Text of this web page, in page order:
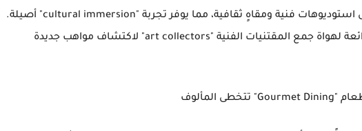
البيوت التراثية التي تحولت إلى استوديوهات فنية ومقاهٍ ثقافية، مما يوفر تجربة "cultural immersion" أصيلة.
هذه الفعاليات تمثل فرصة رائعة لهواة جمع المقتنيات الفنية "art collectors" لاكتشاف مواهب جديدة